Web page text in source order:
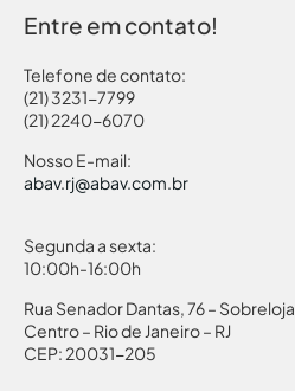
Entre em contato!
Telefone de contato:
(21) 3231-7799
(21) 2240-6070
Nosso E-mail:
abav.rj@abav.com.br
Segunda a sexta:
10:00h-16:00h
Rua Senador Dantas, 76 – Sobreloja
Centro – Rio de Janeiro – RJ
CEP: 20031-205